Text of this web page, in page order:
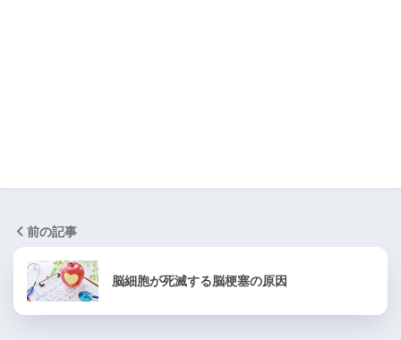
前の記事
脳細胞が死滅する脳梗塞の原因